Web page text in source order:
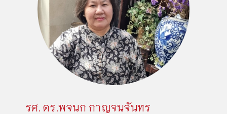
รศ. ดร.พจนก กาญจนจันทร